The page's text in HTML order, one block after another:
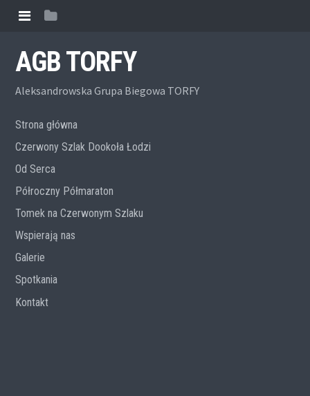
AGB TORFY
Aleksandrowska Grupa Biegowa TORFY
Strona główna
Czerwony Szlak Dookoła Łodzi
Od Serca
Półroczny Półmaraton
Tomek na Czerwonym Szlaku
Wspierają nas
Galerie
Spotkania
Kontakt